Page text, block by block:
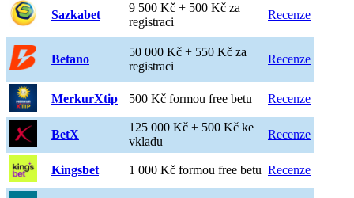
Sazkabet
9 500 Kč + 500 Kč za
registraci
Recenze
Betano
50 000 Kč + 550 Kč za
registraci
Recenze
MerkurXtip 500 Kč formou free betu Recenze
BetX
125 000 Kč + 500 Kč ke
vkladu
Recenze
Kingsbet 1 000 Kč formou free betu Recenze